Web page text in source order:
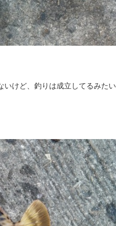
いけど、釣りは成立してるみたい